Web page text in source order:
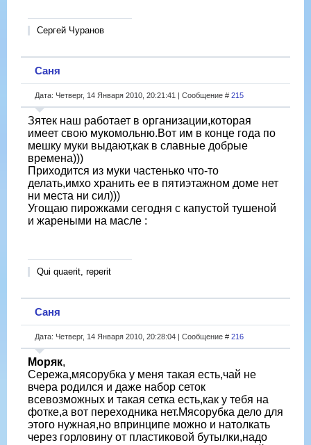
Сергей Чуранов
Саня
Дата: Четверг, 14 Января 2010, 20:21:41 | Сообщение # 215
Зятек наш работает в организации,которая
имеет свою мукомольню.Вот им в конце года по
мешку муки выдают,как в славные добрые
времена)))
Приходится из муки частенько что-то
делать,имхо хранить ее в пятиэтажном доме нет
ни места ни сил)))
Угощаю пирожками сегодня с капустой тушеной
и жареными на масле :
Qui quaerit, reperit
Саня
Дата: Четверг, 14 Января 2010, 20:28:04 | Сообщение # 216
Моряк,
Сережа,мясорубка у меня такая есть,чай не
вчера родился и даже набор сеток
всевозможных и такая сетка есть,как у тебя на
фотке,а вот переходника нет.Мясорубка дело для
этого нужная,но впринципе можно и натолкать
через горловину от пластиковой бутылки,надо